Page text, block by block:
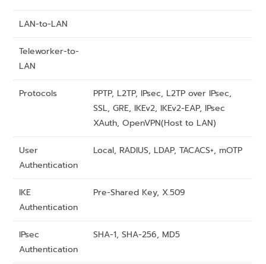
LAN-to-LAN
Teleworker-to-
LAN
Protocols
PPTP, L2TP, IPsec, L2TP over IPsec,
SSL, GRE, IKEv2, IKEv2-EAP, IPsec
XAuth, OpenVPN(Host to LAN)
User
Authentication
Local, RADIUS, LDAP, TACACS+, mOTP
IKE
Authentication
Pre-Shared Key, X.509
IPsec
Authentication
SHA-1, SHA-256, MD5